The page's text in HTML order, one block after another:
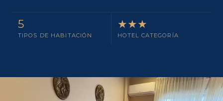
5
TIPOS DE HABITACIÓN
★★★
HOTEL CATEGORÍA